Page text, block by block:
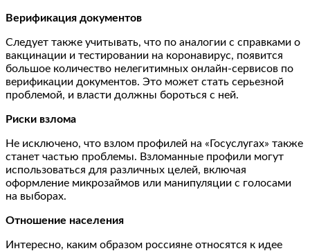
Верификация документов
Следует также учитывать, что по аналогии с справками о
вакцинации и тестировании на коронавирус, появится
большое количество нелегитимных онлайн-сервисов по
верификации документов. Это может стать серьезной
проблемой, и власти должны бороться с ней.
Риски взлома
Не исключено, что взлом профилей на «Госуслугах» также
станет частью проблемы. Взломанные профили могут
использоваться для различных целей, включая
оформление микрозаймов или манипуляции с голосами
на выборах.
Отношение населения
Интересно, каким образом россияне относятся к идее